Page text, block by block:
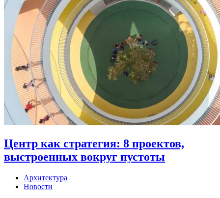
Центр как стратегия: 8 проектов,
выстроенных вокруг пустоты
Архитектура
Новости